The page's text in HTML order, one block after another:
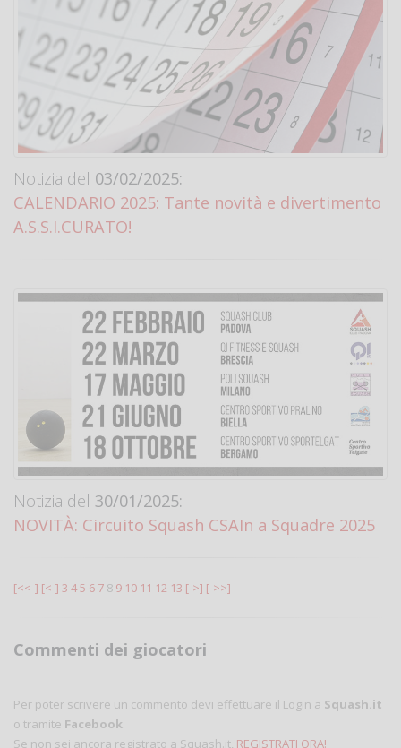
Notizia del 03/02/2025:
CALENDARIO 2025: Tante novità e divertimento
A.S.S.I.CURATO!
Notizia del 30/01/2025:
NOVITÀ: Circuito Squash CSAIn a Squadre 2025
[<<-] [<-] 3 45 6 7 8 9 10 11 12 13 [->] [->>]
Commenti dei giocatori
Per poter scrivere un commento devi effettuare il Login a Squash.it
o tramite Facebook.
Se non sei ancora registrato a Squash.it, REGISTRATI ORA!